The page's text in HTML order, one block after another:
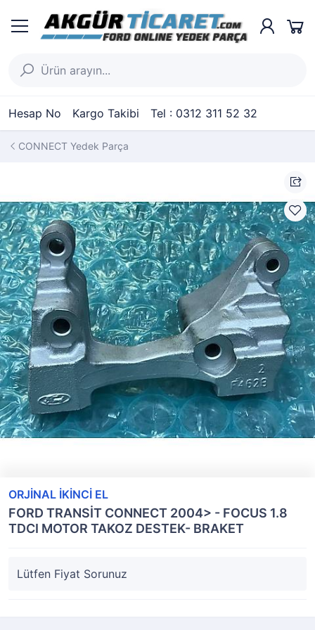
Hesap No Kargo Takibi Tel : 0312 311 52 32
CONNECT Yedek Parça
ORJİNAL İKİNCİ EL
FORD TRANSİT CONNECT 2004> - FOCUS 1.8
TDCI MOTOR TAKOZ DESTEK- BRAKET
Lütfen Fiyat Sorunuz